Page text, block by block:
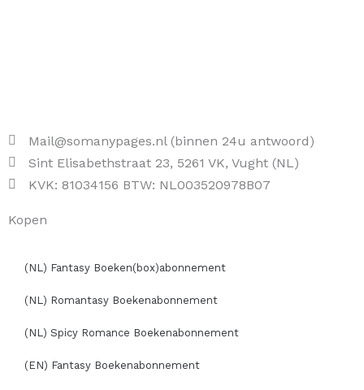
Mail@somanypages.nl (binnen 24u antwoord)
Sint Elisabethstraat 23, 5261 VK, Vught (NL)
KVK: 81034156 BTW: NL003520978B07
Kopen
(NL) Fantasy Boeken(box)abonnement
(NL) Romantasy Boekenabonnement
(NL) Spicy Romance Boekenabonnement
(EN) Fantasy Boekenabonnement